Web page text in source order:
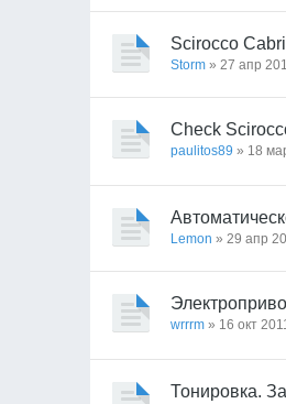
Scirocco
Storm » 27 апр
Check
paulitos89 » 18
Lemon » 29 апр
wrrrm » 16 окт
Тонировка.